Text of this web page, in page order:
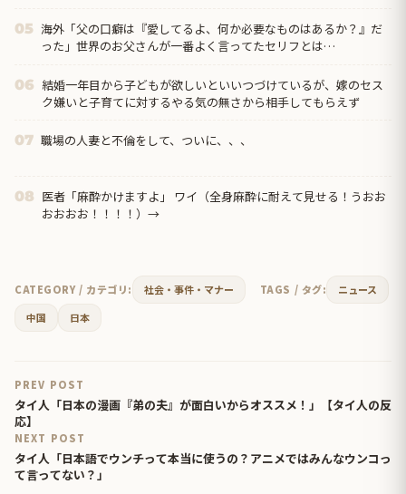
05 海外「父の口癖は『愛してるよ、何か必要なものはあるか？』だ
った」世界のお父さんが一番よく言ってたセリフとは…
06 結婚一年目から子どもが欲しいといいつづけているが、嫁のセス
ク嫌いと子育てに対するやる気の無さから相手してもらえず
07 職場の人妻と不倫をして、ついに、、、
08 医者「麻酔かけますよ」 ワイ（全身麻酔に耐えて見せる！うおお
おおおお！！！！）→
CATEGORY / カテゴリ: 社会・事件・マナー TAGS / タグ:
ニュース
中国
日本
PREV POST
タイ人「日本の漫画『弟の夫』が面白いからオススメ！」【タイ人の反
応】
NEXT POST
タイ人「日本語でウンチって本当に使うの？アニメではみんなウンコっ
て言ってない？」